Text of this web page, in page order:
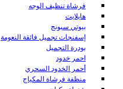
فرشاة تنظيف الوجه
هايلايت
بيوتي سبونج
إسفنجات تجميل فائقة النعومة
بودرة التجميل
احمر خدود
أحمر الخدود السحري
منظفة فرشاة المكياج